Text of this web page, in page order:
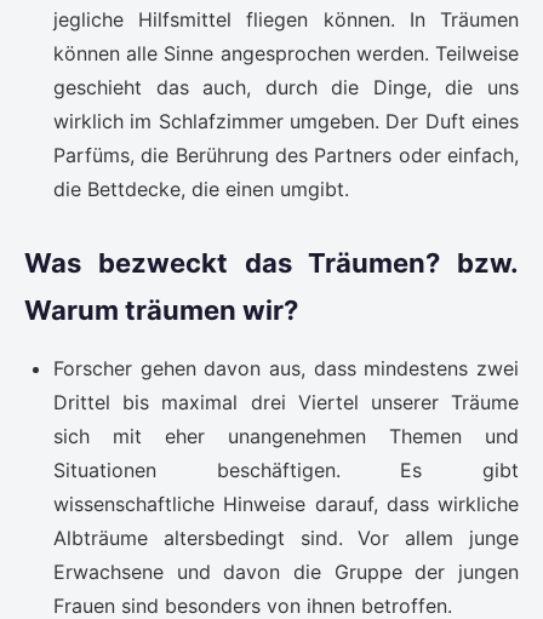
jegliche Hilfsmittel fliegen können. In Träumen
können alle Sinne angesprochen werden. Teilweise
geschieht das auch, durch die Dinge, die uns
wirklich im Schlafzimmer umgeben. Der Duft eines
Parfüms, die Berührung des Partners oder einfach,
die Bettdecke, die einen umgibt.
Was bezweckt das Träumen? bzw.
Warum träumen wir?
Forscher gehen davon aus, dass mindestens zwei
Drittel bis maximal drei Viertel unserer Träume
sich mit eher unangenehmen Themen und
Situationen beschäftigen. Es gibt
wissenschaftliche Hinweise darauf, dass wirkliche
Albträume altersbedingt sind. Vor allem junge
Erwachsene und davon die Gruppe der jungen
Frauen sind besonders von ihnen betroffen.